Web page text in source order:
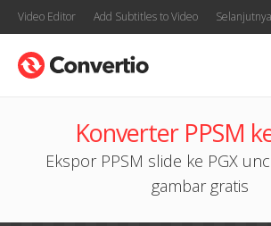
Video Editor Add Subtitles to Video Selanjutnya
Konverter PPSM
Ekspor PPSM slide ke PGX
gambar gratis